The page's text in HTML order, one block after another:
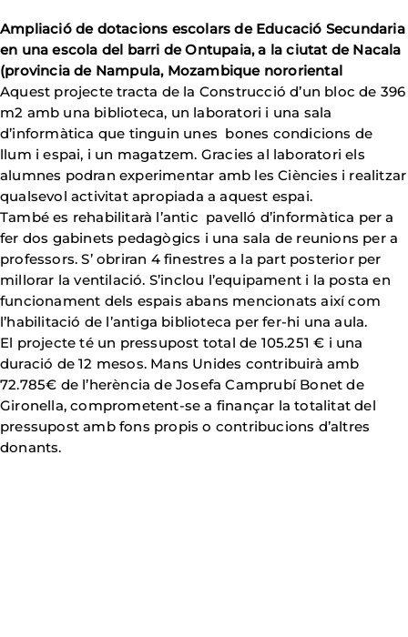
Ampliació de dotacions escolars de Educació Secundaria
en una escola del barri de Ontupaia, a la ciutat de Nacala
(provincia de Nampula, Mozambique nororiental
Aquest projecte tracta de la Construcció d’un bloc de 396
m2 amb una biblioteca, un laboratori i una sala
d’informàtica que tinguin unes bones condicions de
llum i espai, i un magatzem. Gracies al laboratori els
alumnes podran experimentar amb les Ciències i realitzar
qualsevol activitat apropiada a aquest espai.
També es rehabilitarà l’antic pavelló d’informàtica per a
fer dos gabinets pedagògics i una sala de reunions per a
professors. S’ obriran 4 finestres a la part posterior per
millorar la ventilació. S’inclou l’equipament i la posta en
funcionament dels espais abans mencionats així com
l’habilitació de l’antiga biblioteca per fer-hi una aula.
El projecte té un pressupost total de 105.251 € i una
duració de 12 mesos. Mans Unides contribuirà amb
72.785€ de l’herència de Josefa Camprubí Bonet de
Gironella, comprometent-se a finançar la totalitat del
pressupost amb fons propis o contribucions d’altres
donants.